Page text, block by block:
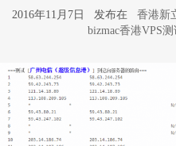
2016年11月7日 发布在 香港新
bizmac香港VPS测